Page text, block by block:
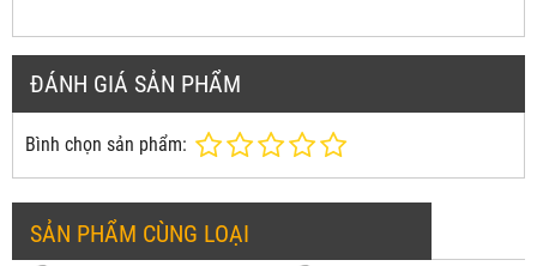
ĐÁNH GIÁ SẢN PHẨM
Bình chọn sản phẩm:
SẢN PHẨM CÙNG LOẠI